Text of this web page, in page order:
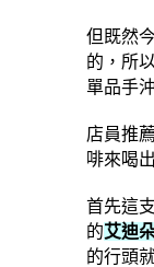
但既然
的，所
單品手
店員推
啡來喝
首先這
的艾迪
的行頭